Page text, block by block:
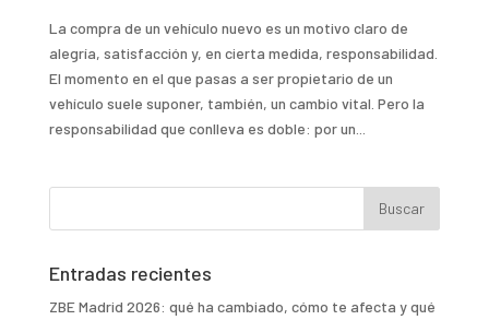
La compra de un vehículo nuevo es un motivo claro de
alegría, satisfacción y, en cierta medida, responsabilidad.
El momento en el que pasas a ser propietario de un
vehículo suele suponer, también, un cambio vital. Pero la
responsabilidad que conlleva es doble: por un...
Entradas recientes
ZBE Madrid 2026: qué ha cambiado, cómo te afecta y qué